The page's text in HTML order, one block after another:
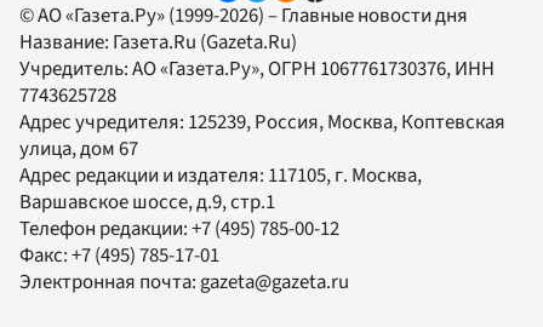
© АО «Газета.Ру» (1999-2026) – Главные новости дня
Название: Газета.Ru (Gazeta.Ru)
Учредитель:АО «Газета.Ру», ОГРН 1067761730376, ИНН
7743625728
Адрес учредителя: 125239, Россия, Москва, Коптевская
улица, дом 67
Адрес редакции и издателя: 117105, г. Москва,
Варшавское шоссе, д.9, стр.1
Телефон редакции:+7 (495) 785-00-12
Факс:+7 (495) 785-17-01
Электронная почта:gazeta@gazeta.ru